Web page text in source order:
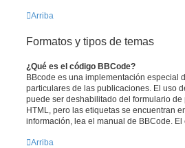
Arriba
Formatos y tipos de temas
¿Qué es el código BBCode?
BBcode es una implementación especial
particulares de las publicaciones. El uso
puede ser deshabilitado del formulario
HTML, pero las etiquetas se encuentran
información, lea el manual de BBCode.
Arriba